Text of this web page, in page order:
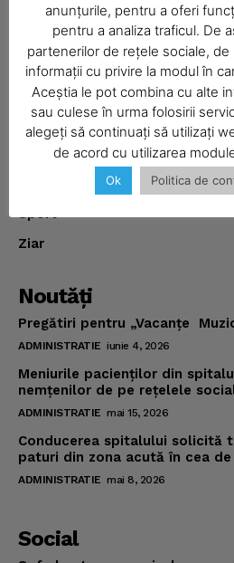
Economic
Acasă
Economic
Sport
Ziar
Noutăţi
Pregătiri pentru „Vacanţe
ADMINISTRATIE iunie 4, 2026
Meniurile pacienţilor din
nemţenilor de pe reţelele
ADMINISTRATIE mai 15, 2026
Conducerea spitalului solicită
paturi din zona acută în cea
ADMINISTRATIE mai 8, 2026
Social
anunțurile, pentru a oferi
pentru a analiza traficul. De
partenerilor de rețele sociale,
informații cu privire la modul în
Aceștia le pot combina cu alte
sau culese în urma folosirii
alegeți să continuați să utilizați
de acord cu utilizarea
Ok Politica de